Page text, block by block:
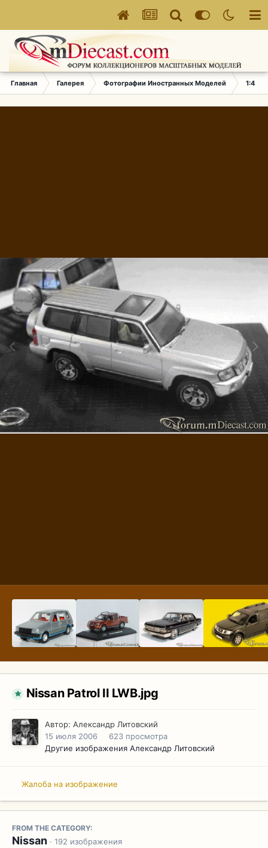
Главная Галерея Фотографии Иностранных Моделей 1:43
Nissan Patrol II LWB.jpg
Автор: Александр Литовский
15 июля 2006
623 просмотра
Другие изображения Александр Литовский
Жалоба на изображение
FROM THE CATEGORY:
Nissan · 192 изображения